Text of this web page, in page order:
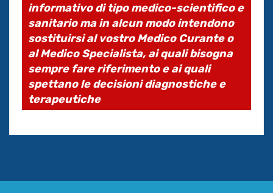
informativo di tipo medico-scientifico e
sanitario ma in alcun modo intendono
sostituirsi al vostro Medico Curante o
al Medico Specialista, ai quali bisogna
sempre fare riferimento e ai quali
spettano le decisioni diagnostiche e
terapeutiche